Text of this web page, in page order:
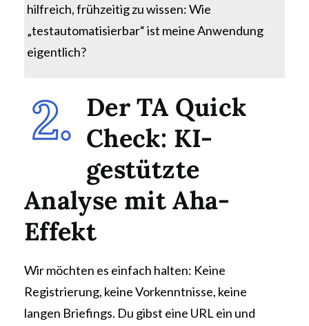
hilfreich, frühzeitig zu wissen: Wie
„testautomatisierbar“ ist meine Anwendung
eigentlich?
Der TA Quick
Check: KI-
gestützte
Analyse mit Aha-
Effekt
Wir möchten es einfach halten: Keine
Registrierung, keine Vorkenntnisse, keine
langen Briefings. Du gibst eine URL ein und